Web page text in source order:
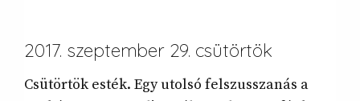
2017. szeptember 29. csütörtök
Csütörtök esték. Egy utolsó felszusszanás a